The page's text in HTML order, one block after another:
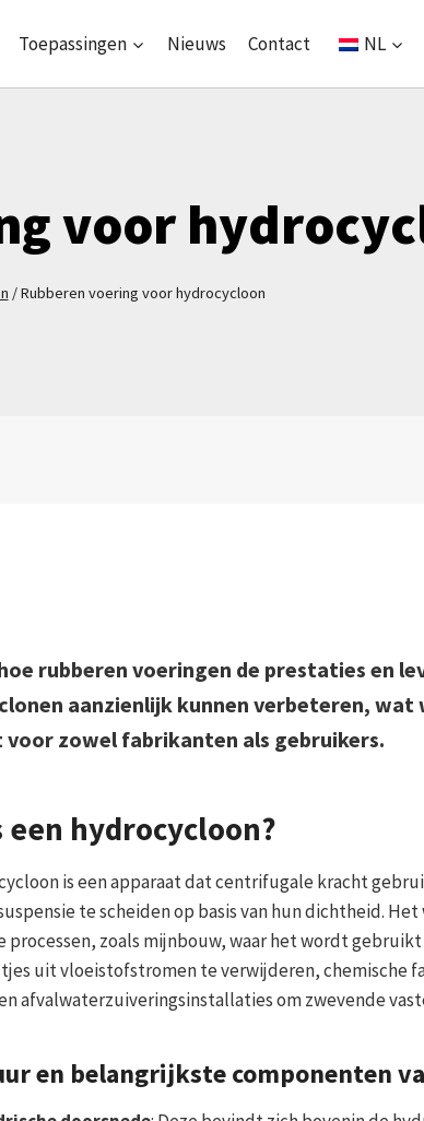
Toepassingen Nieuws Contact NL
voor
/Rubberen voering voor hydrocycloon
rubberen voeringen de prestaties en
aanzienlijk kunnen verbeteren,
zowel fabrikanten als gebruikers.
een hydrocycloon?
is een apparaat dat centrifugale kracht
te scheiden op basis van hun dichtheid.
processen, zoals mijnbouw, waar het wordt
uit vloeistofstromen te verwijderen, chemische
afvalwaterzuiveringsinstallaties om zwevende
en belangrijkste componenten